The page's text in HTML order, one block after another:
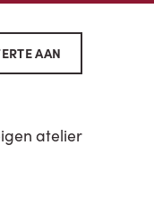
AAN
atelier